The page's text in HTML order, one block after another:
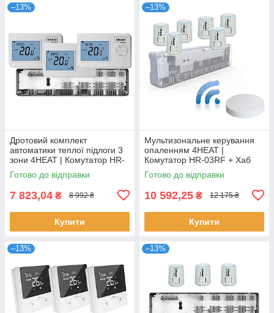
–13%
Дротовий комплект
автоматики теплої підлоги 3
зони 4HEAT | Комутатор HR-
03C + Терморегулятор HT-02
(3 шт)
Готово до відправки
7 823,04 ₴ 8 992 ₴
Купити
–13%
Мультизональне керування
опаленням 4HEAT |
Комутатор HR-03RF + Хаб
EGW01 + Сервопривод ATR
(6 шт.)
Готово до відправки
10 592,25 ₴ 12 175 ₴
Купити
–13% –13%